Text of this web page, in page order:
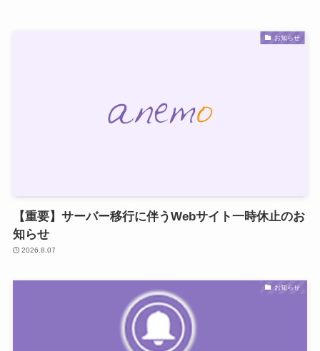
お知らせ
【重要】サーバー移行に伴うWebサイト一時休止のお
知らせ
2026.8.07
お知らせ